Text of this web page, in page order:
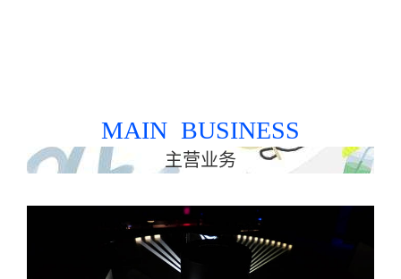
MAIN BUSINESS
主营业务